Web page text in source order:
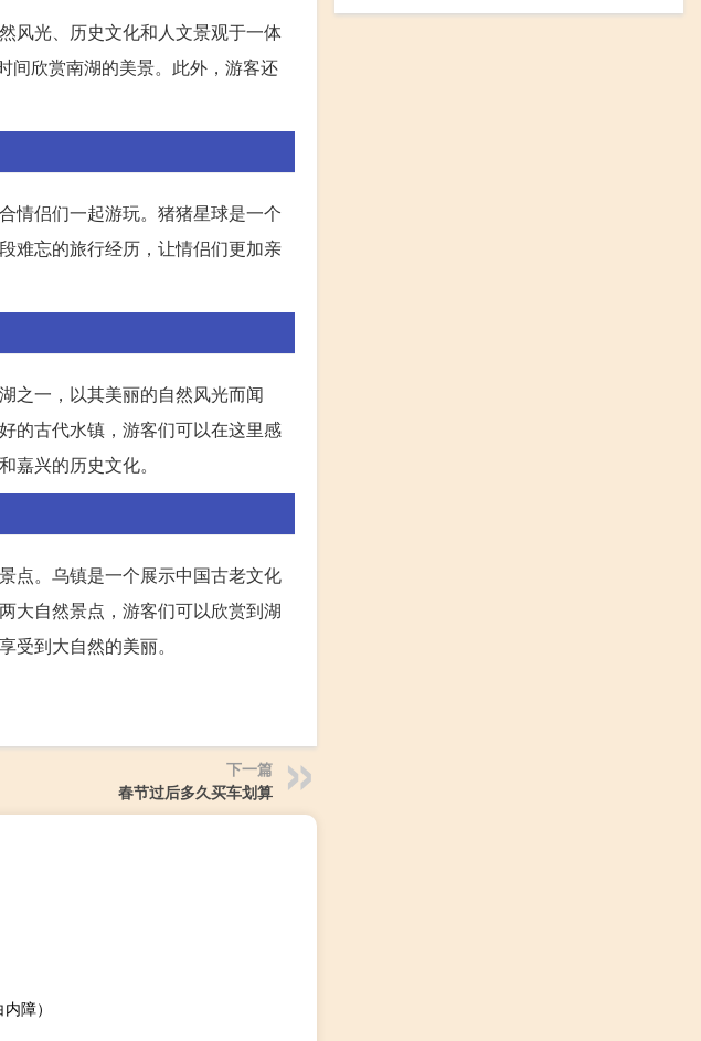
风光、历史文化和人文景观于一体
间欣赏南湖的美景。此外，游客还
情侣们一起游玩。猪猪星球是一个
难忘的旅行经历，让情侣们更加亲
之一，以其美丽的自然风光而闻
的古代水镇，游客们可以在这里感
兴的历史文化。
点。乌镇是一个展示中国古老文化
大自然景点，游客们可以欣赏到湖
到大自然的美丽。
下一篇
春节过后多久买车划算
障）